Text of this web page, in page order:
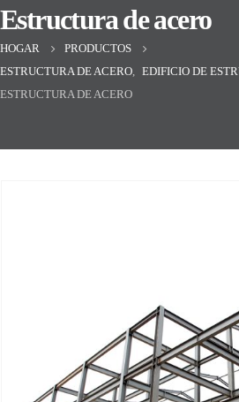
Estructura de acero
HOGAR
PRODUCTOS
ESTRUCTURA DE ACERO
EDIFICIO DE
ESTRUCTURA DE ACERO